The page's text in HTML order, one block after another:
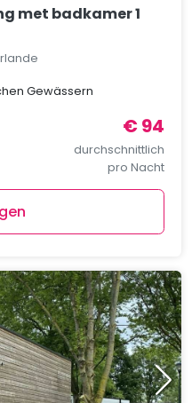
met badkamer 1
Gewässern
€ 94
durchschnittlich
pro Nacht